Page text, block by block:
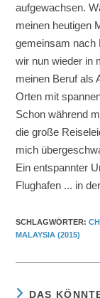
aufgewachsen.
meinen heutigen
gemeinsam nach
wir nun wieder in
meinen Beruf als
Orten mit
Schon während
die große
mich
Ein entspannter
Flughafen ... in
SCHLAGWÖRTER:
MALAYSIA (2015)
DAS